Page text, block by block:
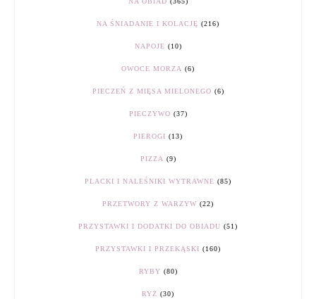
NA ŚNIADANIE I KOLACJĘ (216)
NAPOJE (10)
OWOCE MORZA (6)
PIECZEŃ Z MIĘSA MIELONEGO (6)
PIECZYWO (37)
PIEROGI (13)
PIZZA (9)
PLACKI I NALEŚNIKI WYTRAWNE (85)
PRZETWORY Z WARZYW (22)
PRZYSTAWKI I DODATKI DO OBIADU (51)
PRZYSTAWKI I PRZEKĄSKI (160)
RYBY (80)
RYŻ (30)